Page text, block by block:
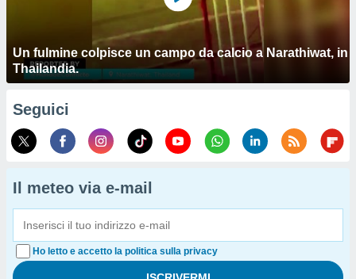
Un fulmine colpisce un campo da calcio a Narathiwat, in
Thailandia.
Seguici
Il meteo via e-mail
Ho letto e accetto la politica sulla privacy